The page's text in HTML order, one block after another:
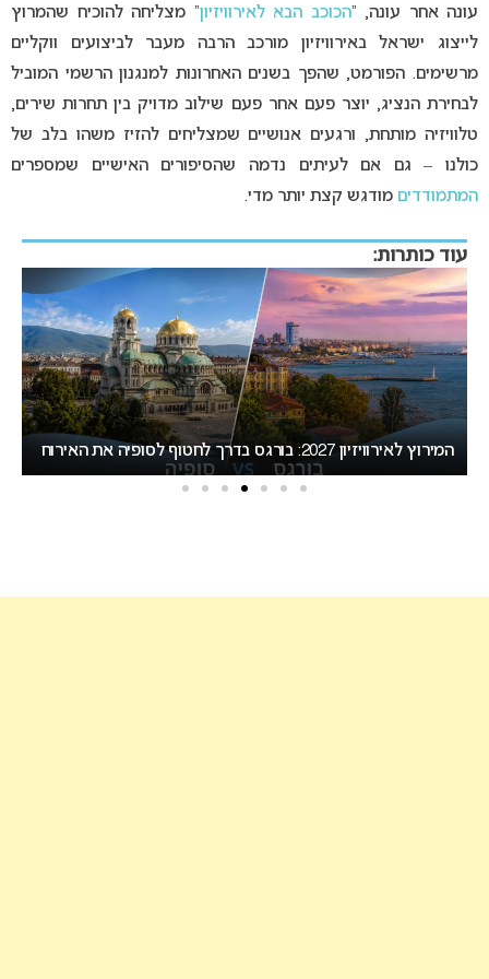
עונה אחר עונה, “הכוכב הבא לאירוויזיון” מצליחה להוכיח שהמרוץ
לייצוג ישראל באירוויזיון מורכב הרבה מעבר לביצועים ווקליים
מרשימים. הפורמט, שהפך בשנים האחרונות למנגנון הרשמי המוביל
לבחירת הנציג, יוצר פעם אחר פעם שילוב מדויק בין תחרות שירים,
טלוויזיה מותחת, ורגעים אנושיים שמצליחים להזיז משהו בלב של
כולנו – גם אם לעיתים נדמה שהסיפורים האישיים שמספרים
המתמודדים מודגש קצת יותר מדי.
עוד כותרות:
אירוויזיון 2027 עשוי לאמץ שיטת הצבעה חדשה שתפגע
בישראל